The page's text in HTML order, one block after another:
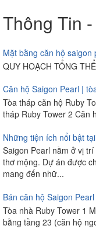
Thông Tin
Mặt bằng căn hộ saigon
QUY HOẠCH TỔNG
Căn hộ Saigon Pearl |
Tòa tháp căn hộ Ruby
tháp Ruby Tower 2 Căn
Những tiện ích nổi bật
Saigon Pearl nằm ở vị
thơ mộng. Dự án được
mang đến nhữ...
Bán căn hộ Saigon
Tòa nhà Ruby Tower 1
bằng tầng 23 (căn hộ